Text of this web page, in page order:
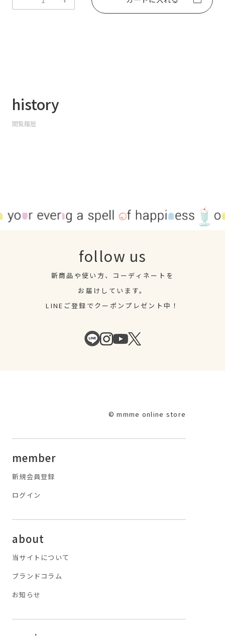
〇お子様やペットの手の届かないところに保管してく
history
閲覧履歴
follow us
新商品や使い方、コーディネートを
お届けしています。
LINEご登録でクーポンプレゼント中！
© mmme online store
member
新規会員登録
ログイン
about
当サイトについて
ブランドコラム
お知らせ